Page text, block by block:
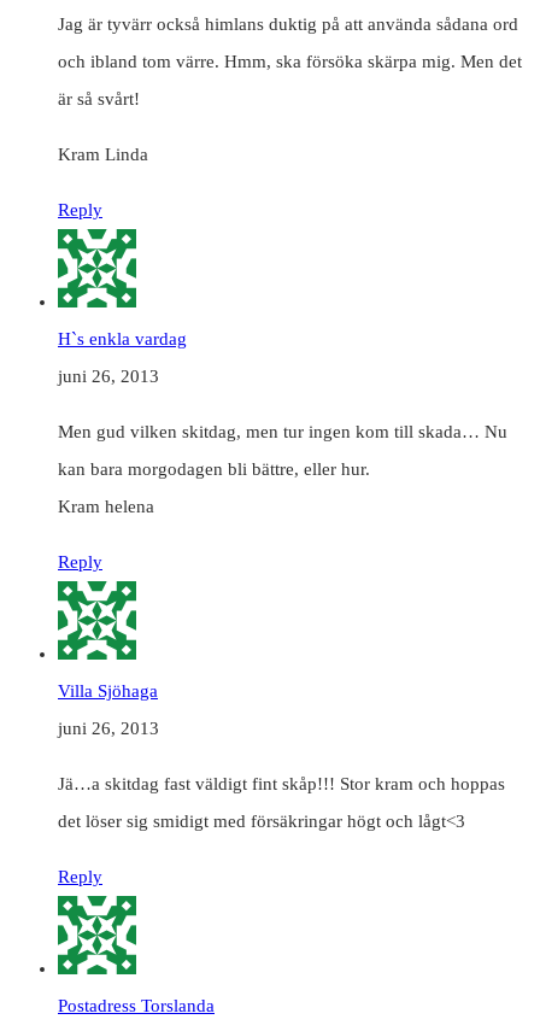
Jag är tyvärr också himlans duktig på att använda sådana ord
och ibland tom värre. Hmm, ska försöka skärpa mig. Men det
är så svårt!
Kram Linda
Reply
H`s enkla vardag
juni 26, 2013
Men gud vilken skitdag, men tur ingen kom till skada… Nu
kan bara morgodagen bli bättre, eller hur.
Kram helena
Reply
Villa Sjöhaga
juni 26, 2013
Jä…a skitdag fast väldigt fint skåp!!! Stor kram och hoppas
det löser sig smidigt med försäkringar högt och lågt<3
Reply
Postadress Torslanda